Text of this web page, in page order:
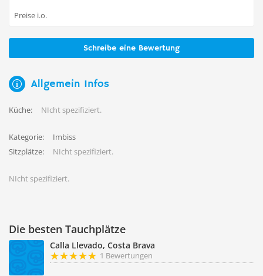
Preise i.o.
Schreibe eine Bewertung
Allgemein Infos
Küche: NIcht spezifiziert.
Kategorie:
Imbiss
Sitzplätze:
NIcht spezifiziert.
NIcht spezifiziert.
Die besten Tauchplätze
Calla Llevado, Costa Brava
1 Bewertungen